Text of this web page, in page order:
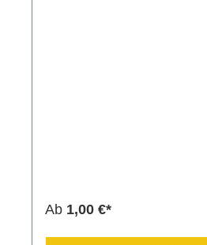
Ab 1,00 €*